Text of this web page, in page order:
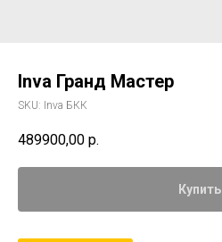
Inva Гранд Мастер
SKU: Inva БКК
489900,00 р.
Купить